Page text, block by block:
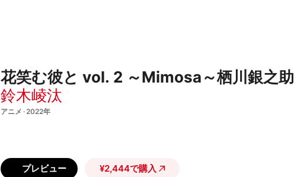
花笑む彼と vol. 2 ～Mimosa～栖川銀之助
鈴木崚汰
アニメ · 2022年
プレビュー ¥2,444で購入